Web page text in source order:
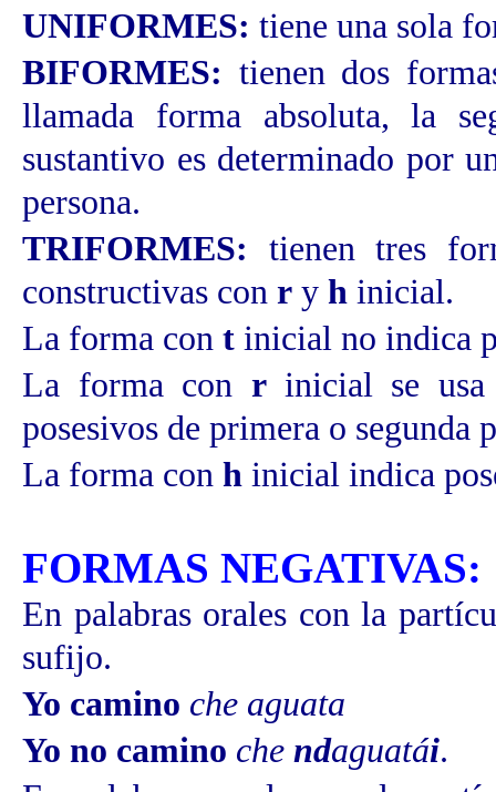
UNIFORMES: tiene una sola
BIFORMES: tienen dos
llamada forma absoluta, la
sustantivo es determinado por
persona.
TRIFORMES: tienen tres
constructivas con r y h inicial.
La forma con t inicial no indica
La forma con r inicial se usa
posesivos de primera o segunda
La forma con h inicial indica
FORMAS NEGATIVAS:
En palabras orales con la
sufijo.
Yo camino che aguata
Yo no camino che ndaguatái.